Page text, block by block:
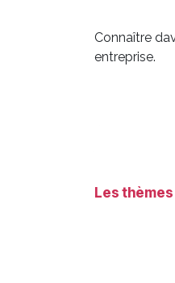
Connaître
entreprise.
Les